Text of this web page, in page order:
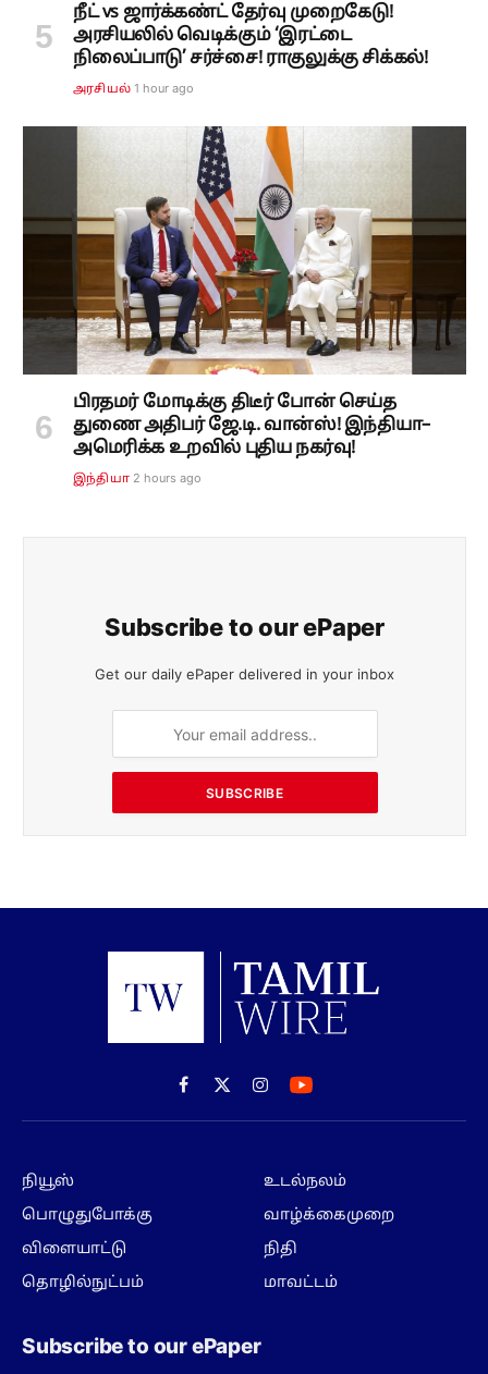
நீட் vs ஜார்க்கண்ட் தேர்வு முறைகேடு!
அரசியலில் வெடிக்கும் ‘இரட்டை
நிலைப்பாடு’ சர்ச்சை! ராகுலுக்கு சிக்கல்!
அரசியல் 1 hour ago
பிரதமர் மோடிக்கு திடீர் போன் செய்த
துணை அதிபர் ஜே.டி. வான்ஸ்! இந்தியா–
அமெரிக்க உறவில் புதிய நகர்வு!
இந்தியா 2 hours ago
Subscribe to our ePaper
Get our daily ePaper delivered in your inbox
SUBSCRIBE
Facebook
X
(Twitter)
Instagram
நியூஸ்
பொழுதுபோக்கு
விளையாட்டு
தொழில்நுட்பம்
உடல்நலம்
வாழ்க்கைமுறை
நிதி
மாவட்டம்
Subscribe to our ePaper